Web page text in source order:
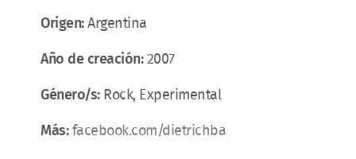
Origen:Argentina
Año de creación:2007
Género/s:Rock, Experimental
Más:facebook.com/dietrichba